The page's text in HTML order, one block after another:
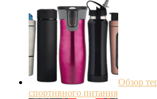
Обзор
спортивного питания